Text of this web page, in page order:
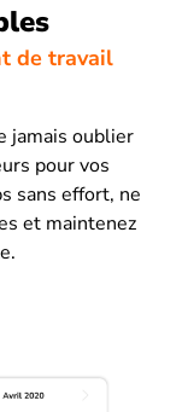
de travail
jamais oublier
pour vos
sans effort, ne
et maintenez